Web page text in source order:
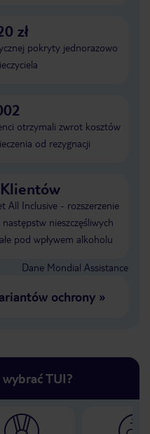
zł
pokryty jednorazowo
otrzymali zwrot kosztów
od rezygnacji
All Inclusive - rozszerzenie
nieszczęśliwych
pod wpływem alkoholu
Dane Mondial Assistance
ochrony»
TUI?